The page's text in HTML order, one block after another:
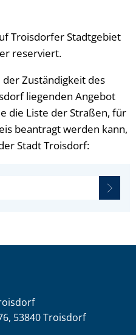
Troisdorfer Stadtgebiet
reserviert.
Zuständigkeit des
liegenden Angebot
die Liste der Straßen, für
beantragt werden kann,
Stadt Troisdorf:
53840 Troisdorf